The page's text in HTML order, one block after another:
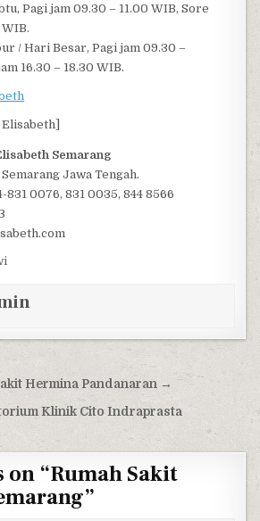
Pagi jam 09.30 – 11.00 WIB, Sore
WIB.
/ Hari Besar, Pagi jam 09.30 –
16.30 – 18.30 WIB.
Semarang
Jawa Tengah.
0076, 831 0035, 844 8566
Hermina Pandanaran →
Klinik Cito Indraprasta
on “Rumah Sakit
”